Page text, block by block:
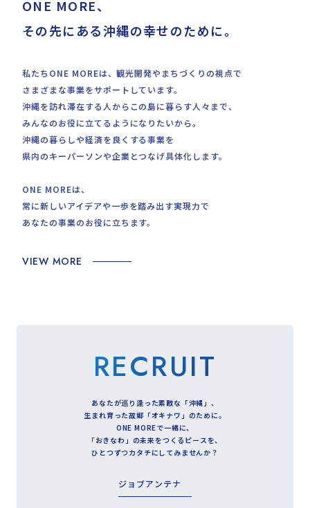
ONE MORE、
その先にある沖縄の幸せのために。
私たちONE MOREは、観光開発やまちづくりの視点で
さまざまな事業をサポートしています。
沖縄を訪れ滞在する人からこの島に暮らす人々まで、
みんなのお役に立てるようになりたいから。
沖縄の暮らしや経済を良くする事業を
県内のキーパーソンや企業とつなげ具体化します。
ONE MOREは、
常に新しいアイデアや一歩を踏み出す実現力で
あなたの事業のお役に立ちます。
VIEW MORE
RECRUIT
あなたが巡り逢った素敵な「沖縄」、
生まれ育った故郷「オキナワ」のために。
ONE MOREで一緒に、
「おきなわ」の未来をつくるピースを、
ひとつずつカタチにしてみませんか？
ジョブアンテナ